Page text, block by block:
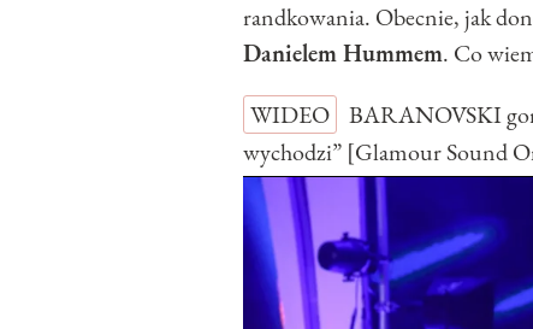
randkowania. Obecnie, jak
Danielem Hummem. Co
WIDEO
BARANOVSKI
wychodzi” [Glamour Sound